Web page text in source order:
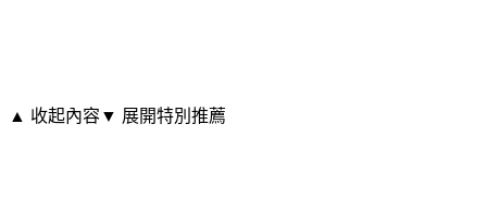
▲ 收起內容▼ 展開特別推薦